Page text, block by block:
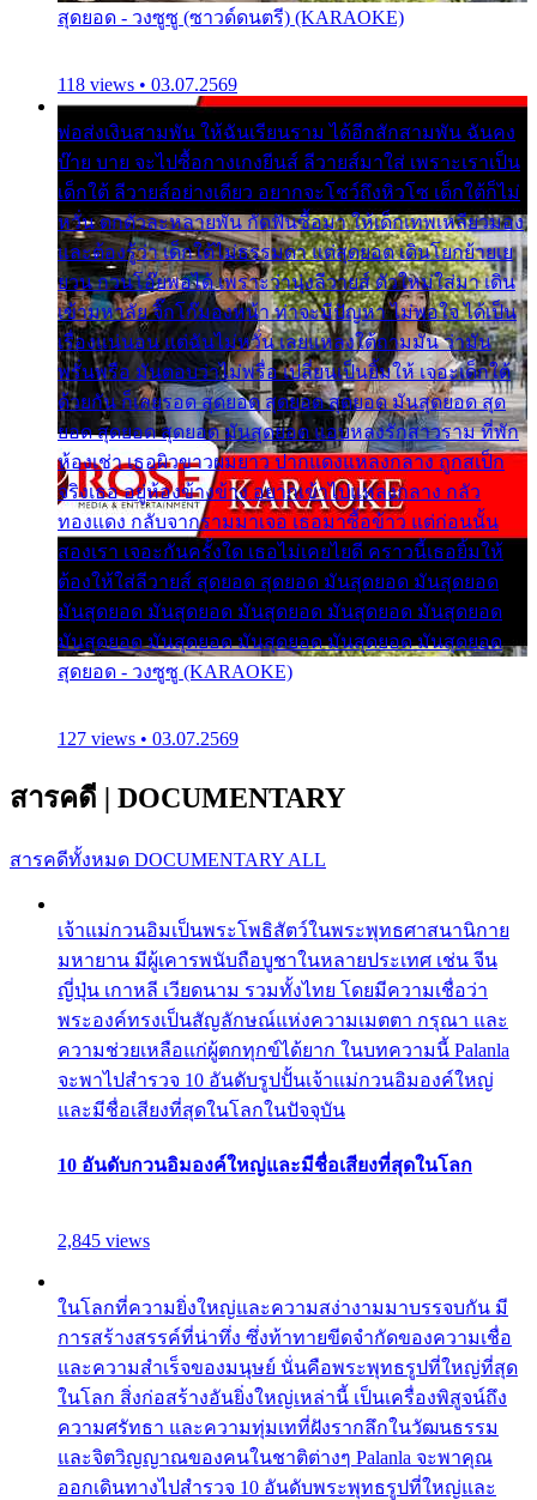
สุดยอด - วงซูซู (ซาวด์ดนตรี) (KARAOKE)
118 views • 03.07.2569
พ่อส่งเงินสามพัน ให้ฉันเรียนราม ได้อีกสักสามพัน ฉันคง
บ๊าย บาย จะไปซื้อกางเกงยีนส์ ลีวายส์มาใส่ เพราะเราเป็น
เด็กใต้ ลีวายส์อย่างเดียว อยากจะโชว์ถึงหิวโซ เด็กใต้ก็ไม่
หวั่น ตกตัวละหลายพัน กัดฟันซื้อมา ให้เด็กเทพเหลียวมอง
และต้องรู้ว่า เด็กใต้ไม่ธรรมดา แต่สุดยอด เดินโยกย้ายเย
ยวน กวนโอ๊ยพอได้ เพราะว่านุ่งลีวายส์ ตัวใหม่ใส่มา เดิน
เข้ามหาลัย จิ๊กโก๊มองหน้า ท่าจะมีปัญหา ไม่พอใจ ได้เป็น
เรื่องแน่นอน แต่ฉันไม่หวั่น เลยแหลงใต้ถามมัน ว่ามัน
พรั่นพรือ มันตอบว่าไม่พรื่อ เปลี่ยนเป็นยิ้มให้ เจอะเด็กใต้
ด้วยกัน ก็เลยรอด สุดยอด สุดยอด สุดยอด มันสุดยอด สุด
ยอด สุดยอด สุดยอด มันสุดยอด แอบหลงรักสาวราม ที่พัก
ห้องเช่า เธอผิวขาวผมยาว ปากแดงแหลงกลาง ถูกสเป็ก
จริงเธอ อยู่ห้องข้างข้าง อยากเข้าไปแหลงกลาง กลัว
ทองแดง กลับจากรามมาเจอ เธอมาซื้อข้าว แต่ก่อนนั้น
สองเรา เจอะกันครั้งใด เธอไม่เคยไยดี คราวนี้เธอยิ้มให้
ต้องให้ใส่ลีวายส์ สุดยอด สุดยอด มันสุดยอด มันสุดยอด
มันสุดยอด มันสุดยอด มันสุดยอด มันสุดยอด มันสุดยอด
มันสุดยอด มันสุดยอด มันสุดยอด มันสุดยอด มันสุดยอด
สุดยอด - วงซูซู (KARAOKE)
127 views • 03.07.2569
สารคดี | DOCUMENTARY
สารคดีทั้งหมด DOCUMENTARY ALL
เจ้าแม่กวนอิมเป็นพระโพธิสัตว์ในพระพุทธศาสนานิกาย
มหายาน มีผู้เคารพนับถือบูชาในหลายประเทศ เช่น จีน
ญี่ปุ่น เกาหลี เวียดนาม รวมทั้งไทย โดยมีความเชื่อว่า
พระองค์ทรงเป็นสัญลักษณ์แห่งความเมตตา กรุณา และ
ความช่วยเหลือแก่ผู้ตกทุกข์ได้ยาก ในบทความนี้ Palanla
จะพาไปสำรวจ 10 อันดับรูปปั้นเจ้าแม่กวนอิมองค์ใหญ่
และมีชื่อเสียงที่สุดในโลกในปัจจุบัน
10 อันดับกวนอิมองค์ใหญ่และมีชื่อเสียงที่สุดในโลก
2,845 views
ในโลกที่ความยิ่งใหญ่และความสง่างามมาบรรจบกัน มี
การสร้างสรรค์ที่น่าทึ่ง ซึ่งท้าทายขีดจำกัดของความเชื่อ
และความสำเร็จของมนุษย์ นั่นคือพระพุทธรูปที่ใหญ่ที่สุด
ในโลก สิ่งก่อสร้างอันยิ่งใหญ่เหล่านี้ เป็นเครื่องพิสูจน์ถึง
ความศรัทธา และความทุ่มเทที่ฝังรากลึกในวัฒนธรรม
และจิตวิญญาณของคนในชาติต่างๆ Palanla จะพาคุณ
ออกเดินทางไปสำรวจ 10 อันดับพระพุทธรูปที่ใหญ่และ